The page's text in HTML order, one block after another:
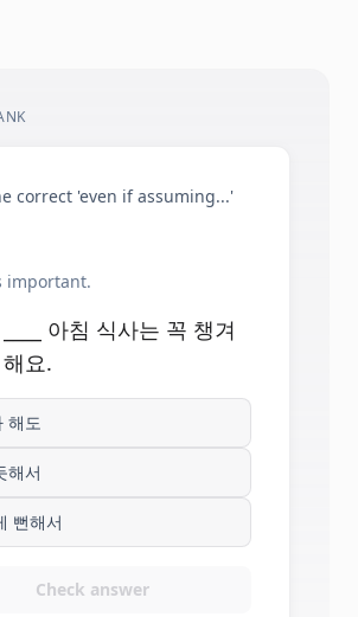
correct 'even if assuming...'
important.
아침 식사는 꼭 챙겨
요.
해도
해서
뻔해서
Check answer